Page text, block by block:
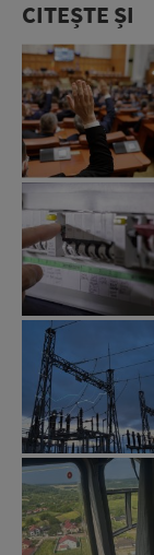
CITEȘTE ȘI